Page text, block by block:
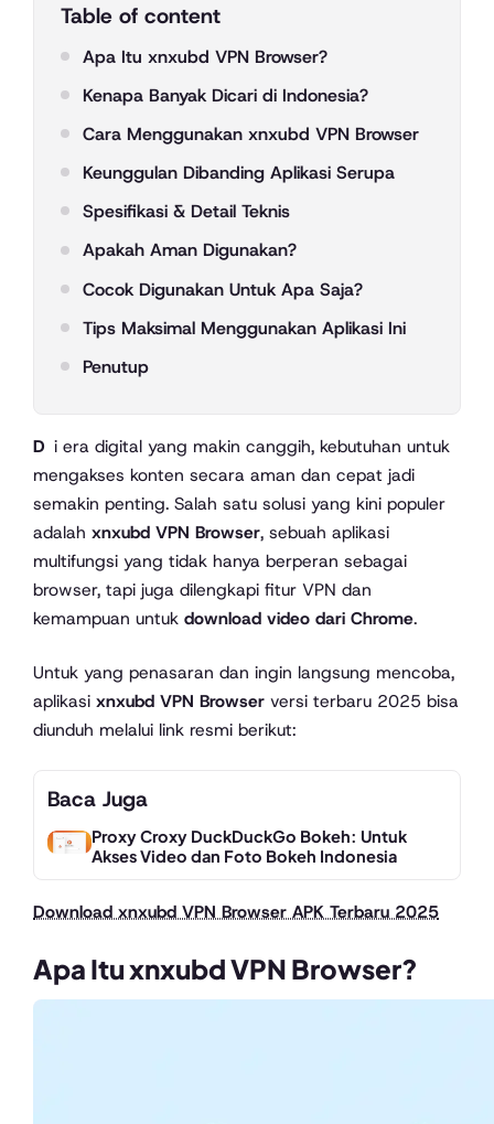
Table of content
Apa Itu xnxubd VPN Browser?
Kenapa Banyak Dicari di Indonesia?
Cara Menggunakan xnxubd VPN Browser
Keunggulan Dibanding Aplikasi Serupa
Spesifikasi & Detail Teknis
Apakah Aman Digunakan?
Cocok Digunakan Untuk Apa Saja?
Tips Maksimal Menggunakan Aplikasi Ini
Penutup
Di era digital yang makin canggih, kebutuhan untuk
mengakses konten secara aman dan cepat jadi
semakin penting. Salah satu solusi yang kini populer
adalah xnxubd VPN Browser, sebuah aplikasi
multifungsi yang tidak hanya berperan sebagai
browser, tapi juga dilengkapi fitur VPN dan
kemampuan untuk download video dari Chrome.
Untuk yang penasaran dan ingin langsung mencoba,
aplikasi xnxubd VPN Browser versi terbaru 2025 bisa
diunduh melalui link resmi berikut:
Baca Juga
Proxy Croxy DuckDuckGo Bokeh: Untuk
Akses Video dan Foto Bokeh Indonesia
Download xnxubd VPN Browser APK Terbaru 2025
Apa Itu xnxubd VPN Browser?